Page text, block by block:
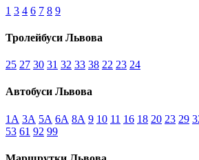
1 3 4 6 7 8 9
Тролейбуси Львова
25 27 30 31 32 33 38 22 23 24
Автобуси Львова
1А 3А 5А 6А 8А 9 10 11 16 18 20 23 29
53 61 92 99